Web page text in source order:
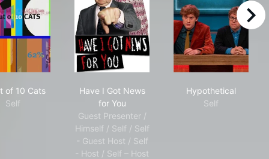
of 10 Cats
Self
Have I Got News
for You
Guest Presenter /
Himself / Self / Self
- Guest Host / Self
- Host / Self – Host
Hypothetical
Self
right